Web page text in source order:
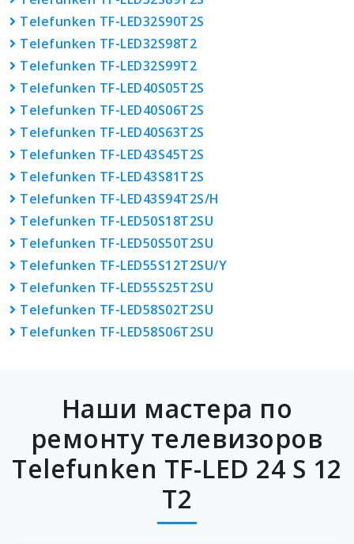
Telefunken TF-LED32S90T2S
Telefunken TF-LED32S98T2
Telefunken TF-LED32S99T2
Telefunken TF-LED40S05T2S
Telefunken TF-LED40S06T2S
Telefunken TF-LED40S63T2S
Telefunken TF-LED43S45T2S
Telefunken TF-LED43S81T2S
Telefunken TF-LED43S94T2S/H
Telefunken TF-LED50S18T2SU
Telefunken TF-LED50S50T2SU
Telefunken TF-LED55S12T2SU/Y
Telefunken TF-LED55S25T2SU
Telefunken TF-LED58S02T2SU
Telefunken TF-LED58S06T2SU
Наши мастера по
ремонту телевизоров
Telefunken TF-LED 24 S 12
T2